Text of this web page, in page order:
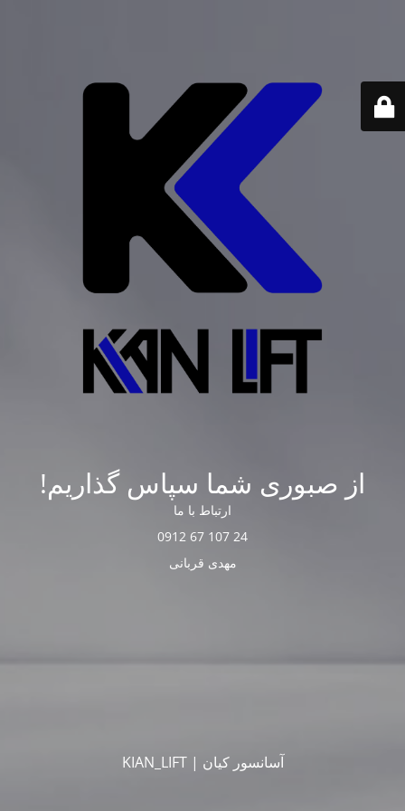
از صبوری شما سپاس گذاریم!
ارتباط با ما
24 107 67 0912
مهدی قربانی
آسانسور کیان | KIAN_LIFT